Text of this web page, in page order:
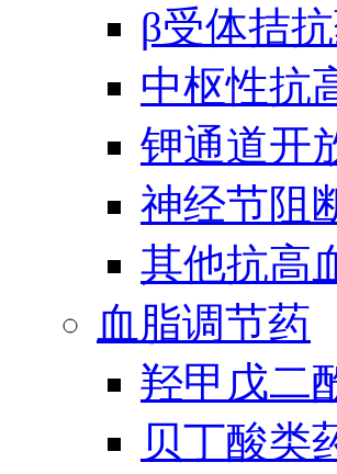
β受体拮
中枢性抗
钾通道开
神经节阻
其他抗高
血脂调节药
羟甲戊二
贝丁酸类